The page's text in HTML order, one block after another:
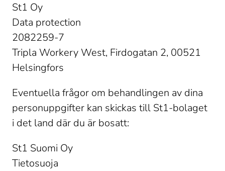
St1 Oy
Data protection
2082259-7
Tripla Workery West, Firdogatan 2, 00521
Helsingfors
Eventuella frågor om behandlingen av dina
personuppgifter kan skickas till St1-bolaget
i det land där du är bosatt:
St1 Suomi Oy
Tietosuoja